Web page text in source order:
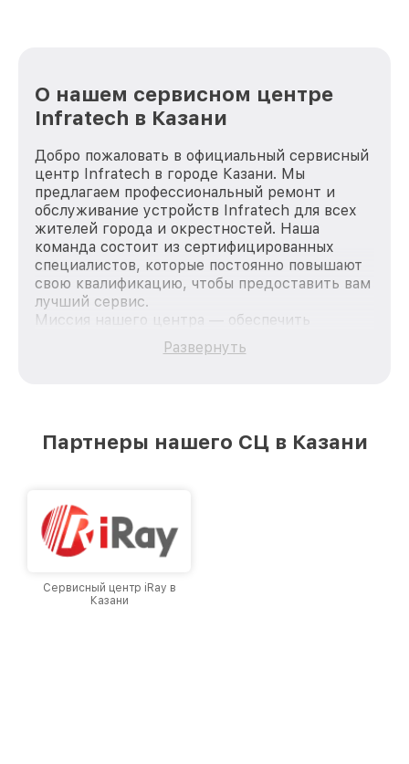
О нашем сервисном центре
Infratech в Казани
Добро пожаловать в официальный сервисный
центр Infratech в городе Казани. Мы
предлагаем профессиональный ремонт и
обслуживание устройств Infratech для всех
жителей города и окрестностей. Наша
команда состоит из сертифицированных
специалистов, которые постоянно повышают
свою квалификацию, чтобы предоставить вам
лучший сервис.
Миссия нашего центра — обеспечить
качественный и доступный ремонт для
каждого пользователя продукции Infratech,
лучшим сервисным центром Infratech в
Развернуть
Партнеры нашего СЦ в Казани
Сервисный центр iRay в
Казани